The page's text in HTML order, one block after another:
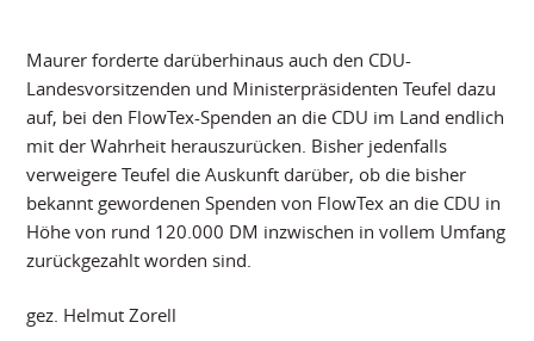
Maurer forderte darüberhinaus auch den CDU-
Landesvorsitzenden und Ministerpräsidenten Teufel dazu
auf, bei den FlowTex-Spenden an die CDU im Land endlich
mit der Wahrheit herauszurücken. Bisher jedenfalls
verweigere Teufel die Auskunft darüber, ob die bisher
bekannt gewordenen Spenden von FlowTex an die CDU in
Höhe von rund 120.000 DM inzwischen in vollem Umfang
zurückgezahlt worden sind.
gez. Helmut Zorell